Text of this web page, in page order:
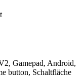
Gamepad, Android,
button, Schaltfläche